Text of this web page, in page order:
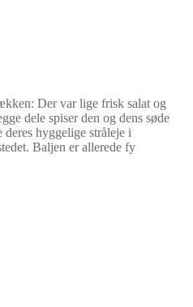
Der var lige frisk salat og
dele spiser den og dens søde
hyggelige stråleje i
Baljen er allerede fy